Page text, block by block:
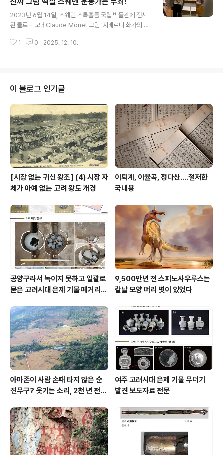
연방지방법원의 에이미 버먼 잭슨Amy Berman Jacks
on 판사는 마틴에게 유죄 판결 이후 이미 복역한 기간을 감
금restitution과 200달러..
2023년 6월 14일, 스웨덴 스톡홀름 국립 박물관에 전시
된 클로드 모네Claude Monet 그림 '지베르니 화가의 정
르살 바트마르커Atersall Vatmarker' 로고를 새긴 티셔
했다. 법원은 이들이 작품을 훼손할 의도가 없었다고 판단
했다. 파리의 오르세 미술관에서 스웨덴 국립 박물관으로
대여되어 인상파와 정원을 주제로 열린 전시회에 전시 중
이던 모네의 그림, (1900)에 2023년 6월, 두 젊은 여성이
분홍색과 보라색 아이리스가 화려하게 그려진 그..
1 0 2025. 12. 10.
이 블로그 인기글
[시장 없는 귀신 왕조] (4) 시장 자
체가 아예 없는 고려 왕도 개경
이퇴계, 이율곡, 정다산....철저한
국내용
공양구라서 녹이지 못하고 일괄로
묻은 고려시대 은제 기물 떼거리로
9,500만년 전 스피노사우루스는
칼날 모양 머리 볏이 있었다
아마존이 사람 손때 타지 않은 순
진무구? 웃기는 소리, 2천 년 전에
여주 고려시대 은제 기물 무더기
발견 보도자료 전문